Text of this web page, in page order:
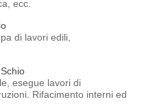
ecc.
di lavori edili,
esegue lavori di
Rifacimento interni ed